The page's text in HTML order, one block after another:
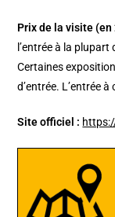
Prix de la visite (en
l’entrée à la
Certaines
d’entrée. L’entrée
Site officiel :